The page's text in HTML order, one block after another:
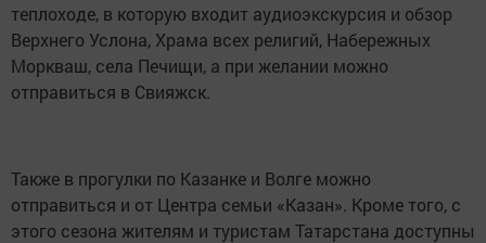
теплоходе, в которую входит аудиоэкскурсия и обзор
Верхнего Услона, Храма всех религий, Набережных
Моркваш, села Печищи, а при желании можно
отправиться в Свияжск.
Также в прогулки по Казанке и Волге можно
отправиться и от Центра семьи «Казан». Кроме того, с
этого сезона жителям и туристам Татарстана доступны